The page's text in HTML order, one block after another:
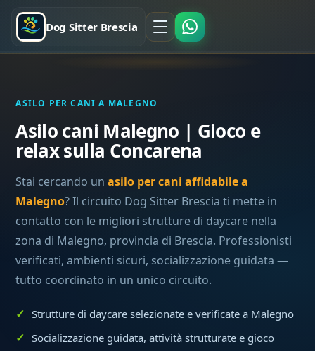
Dog Sitter Brescia
ASILO PER CANI A MALEGNO
Asilo cani Malegno | Gioco e
relax sulla Concarena
Stai cercando unasilo per cani affidabile a
Malegno? Il circuito Dog Sitter Brescia ti mette in
contatto con le migliori strutture di daycare nella
zona di Malegno, provincia di Brescia. Professionisti
verificati, ambienti sicuri, socializzazione guidata —
tutto coordinato in un unico circuito.
Strutture di daycare selezionate e verificate a Malegno
Socializzazione guidata, attività strutturate e gioco